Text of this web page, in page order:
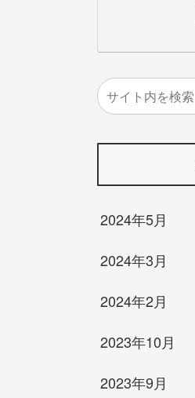
2024年5月
2024年3月
2024年2月
2023年10月
2023年9月